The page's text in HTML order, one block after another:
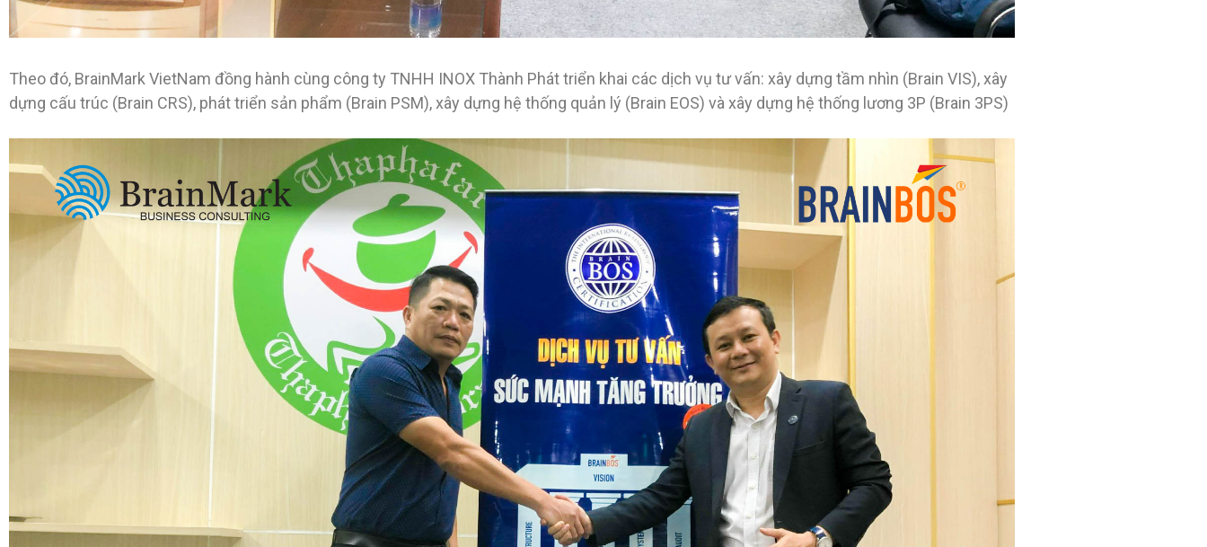
Theo đó, BrainMark VietNam đồng hành cùng công ty TNHH INOX Thành Phát triển khai các dịch vụ tư vấn: xây dựng tầm nhìn (Brain VIS), xây
dựng cấu trúc (Brain CRS), phát triển sản phẩm (Brain PSM), xây dựng hệ thống quản lý (Brain EOS) và xây dựng hệ thống lương 3P (Brain 3PS)